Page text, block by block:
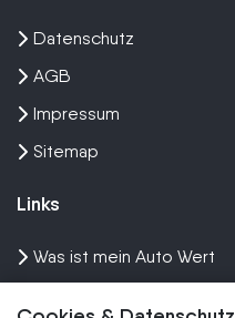
Datenschutz
AGB
Impressum
Sitemap
Links
Was ist mein Auto Wert